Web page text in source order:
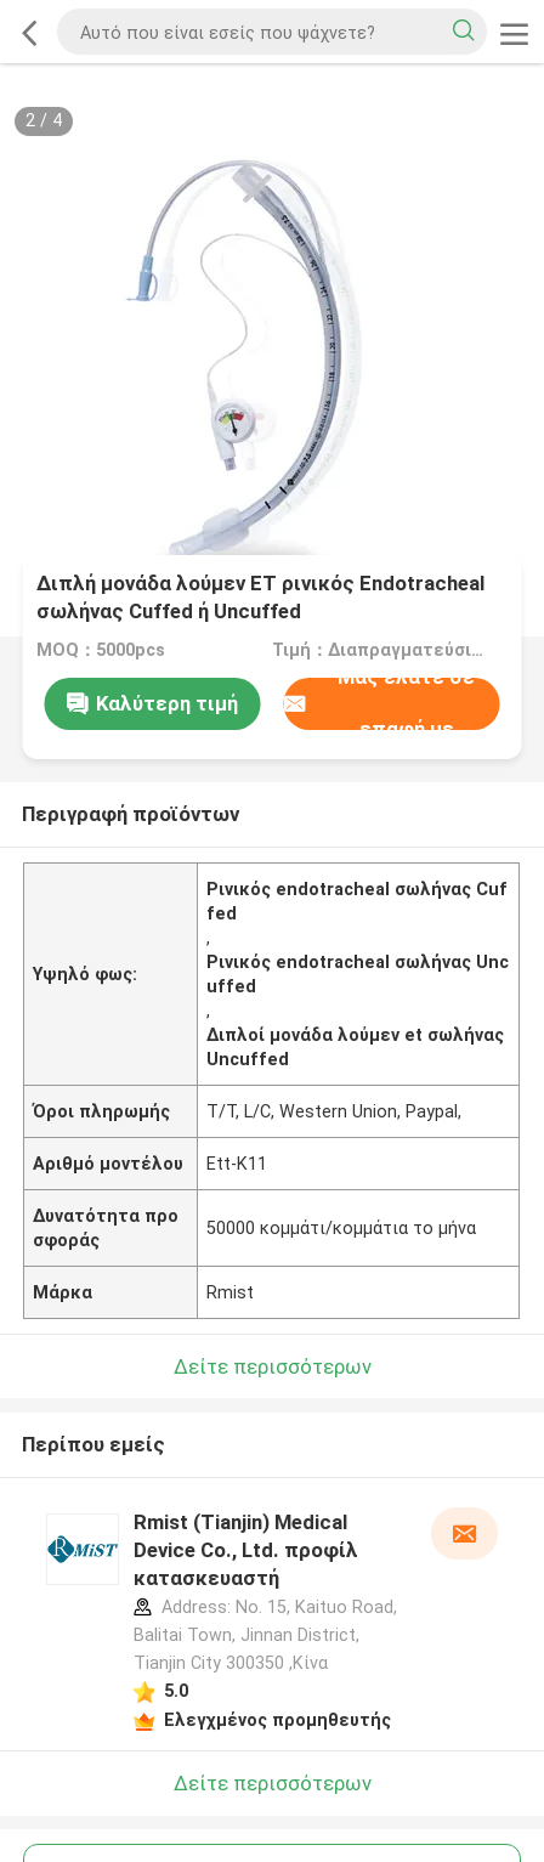
2/ 4
Διπλή μονάδα λούμεν ET ρινικός Endotracheal
σωλήνας Cuffed ή Uncuffed
MOQ：5000pcs Τιμή：Διαπραγματεύσιμα
Καλύτερη τιμή
Μας ελάτε σε
επαφή με
Περιγραφή προϊόντων
Υψηλό φως:
Ρινικός endotracheal σωλήνας Cuf
fed
,
Ρινικός endotracheal σωλήνας Unc
uffed
,
Διπλοί μονάδα λούμεν et σωλήνας
Uncuffed
Όροι πληρωμής T/T, L/C, Western Union, Paypal,
Αριθμό μοντέλου Ett-K11
Δυνατότητα προ
σφοράς
50000 κομμάτι/κομμάτια το μήνα
Μάρκα Rmist
Δείτε περισσότερων
Περίπου εμείς
Rmist (Tianjin) Medical
Device Co., Ltd. προφίλ
κατασκευαστή
Address: No. 15, Kaituo Road,
Balitai Town, Jinnan District,
Tianjin City 300350 ,Κίνα
5.0
Ελεγχμένος προμηθευτής
Δείτε περισσότερων